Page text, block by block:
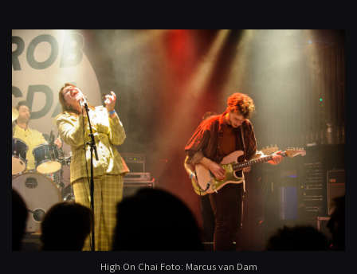
High On Chai Foto: Marcus van Dam